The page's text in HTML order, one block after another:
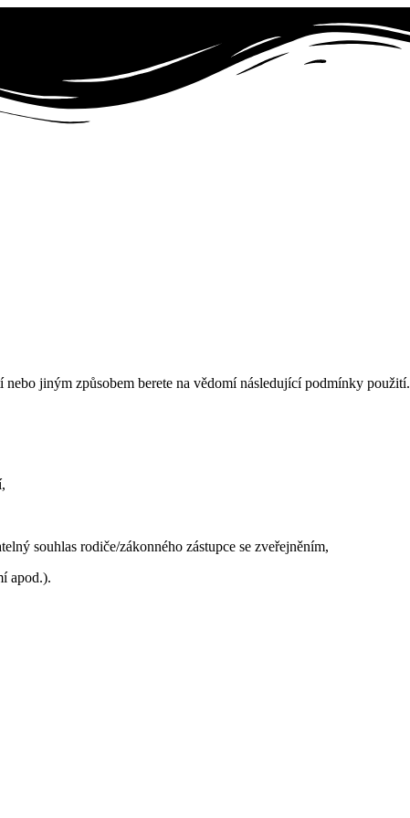
jiným způsobem berete na vědomí následující podmínky použití.
souhlas rodiče/zákonného zástupce se zveřejněním,
apod.).